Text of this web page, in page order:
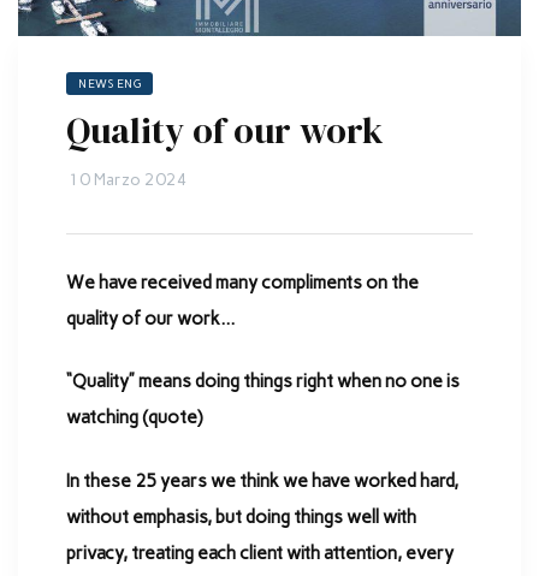
NEWS ENG
Quality of our work
10 Marzo 2024
We have received many compliments on the
quality of our work…
“Quality” means doing things right when no one is
watching (quote)
In these 25 years we think we have worked hard,
without emphasis, but doing things well with
privacy, treating each client with attention, every